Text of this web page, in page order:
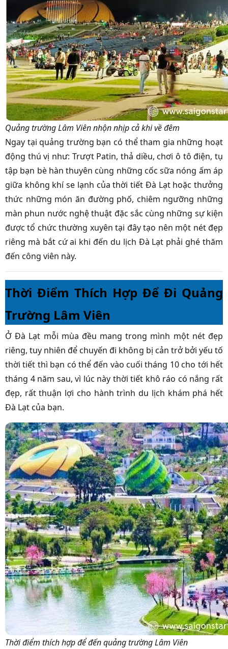
Quảng trường Lâm Viên nhộn nhịp cả khi về đêm
Ngay tại quảng trường bạn có thể tham gia những hoạt
động thú vị như: Trượt Patin, thả diều, chơi ô tô điện, tụ
tập bạn bè hàn thuyên cùng những cốc sữa nóng ấm áp
giữa không khí se lạnh của thời tiết Đà Lạt hoặc thưởng
thức những món ăn đường phố, chiêm ngưỡng những
màn phun nước nghệ thuật đặc sắc cùng những sự kiện
được tổ chức thường xuyên tại đây tạo nên một nét đẹp
riêng mà bắt cứ ai khi đến du lịch Đà Lạt phải ghé thăm
đến công viên này.
Thời Điểm Thích Hợp Để Đi Quảng
Trường Lâm Viên
Ở Đà Lạt mỗi mùa đều mang trong mình một nét đẹp
riêng, tuy nhiên để chuyến đi không bị cản trở bởi yếu tố
thời tiết thì bạn có thể đến vào cuối tháng 10 cho tới hết
tháng 4 năm sau, vì lúc này thời tiết khô ráo có nắng rất
đẹp, rất thuận lợi cho hành trình du lịch khám phá hết
Đà Lạt của bạn.
Thời điểm thích hợp để đến quảng trường Lâm Viên